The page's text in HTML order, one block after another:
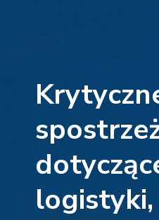
logistyki,